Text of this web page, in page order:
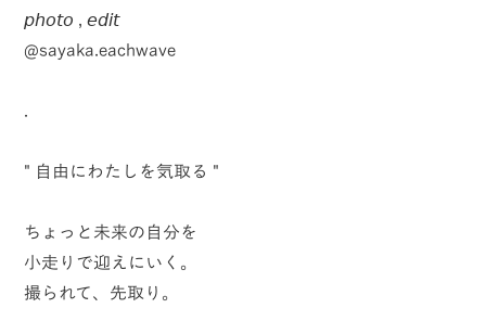
𝘱𝘩𝘰𝘵𝘰 , 𝘦𝘥𝘪𝘵
@sayaka.eachwave
.
" 自由にわたしを気取る "
ちょっと未来の自分を
小走りで迎えにいく。
撮られて、先取り。